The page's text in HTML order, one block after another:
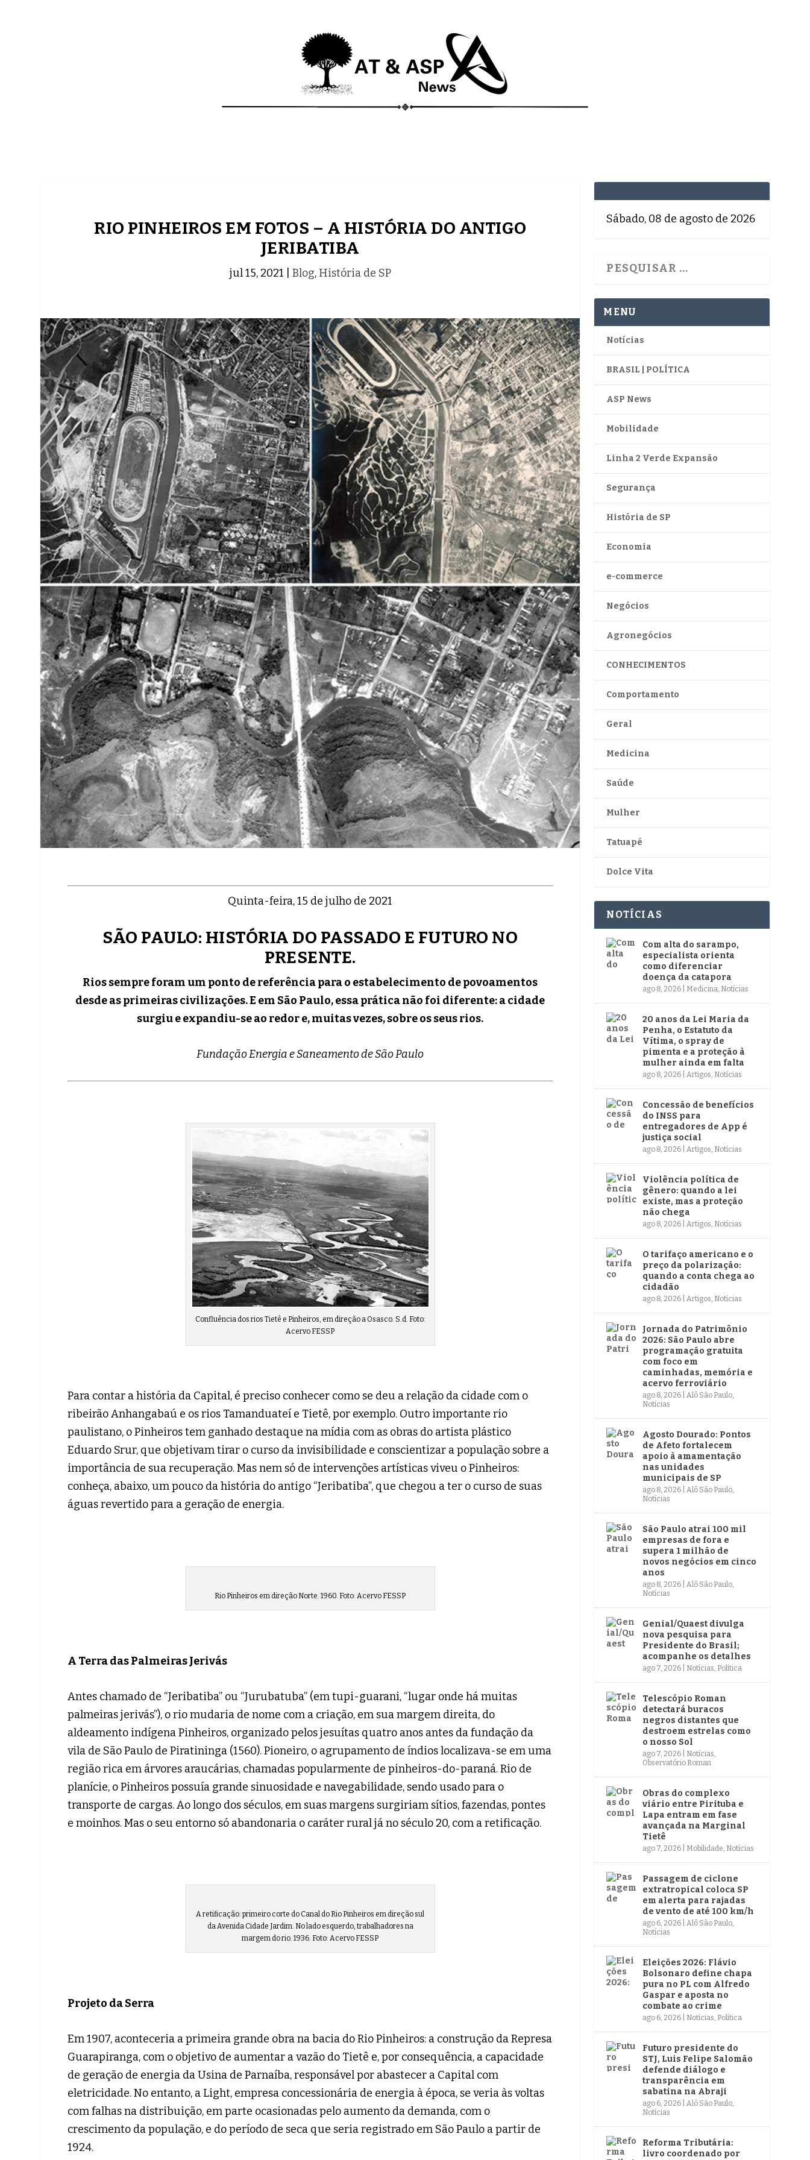
RIO PINHEIROS EM FOTOS – A HISTÓRIA DO ANTIGO
JERIBATIBA
jul 15, 2021 Blog, História de SP
Quinta-feira, 15 de julho de 2021
SÃO PAULO: HISTÓRIA DO PASSADO E FUTURO NO
PRESENTE.
Rios sempre foram um ponto de referência para o estabelecimento de povoamentos
desde as primeiras civilizações. E em São Paulo, essa prática não foi diferente: a cidade
surgiu e expandiu-se ao redor e, muitas vezes, sobre os seus rios.
Fundação Energia e Saneamento de São Paulo
Confluência dos rios Tietê e Pinheiros, em direção a Osasco. S.d. Foto:
Acervo FESSP
Para contar a história da Capital, é preciso conhecer como se deu a relação da cidade com o
ribeirão Anhangabaú e os rios Tamanduateí e Tietê, por exemplo. Outro importante rio
paulistano, o Pinheiros tem ganhado destaque na mídia com as obras do artista plástico
Eduardo Srur, que objetivam tirar o curso da invisibilidade e conscientizar a população sobre a
importância de sua recuperação. Mas nem só de intervenções artísticas viveu o Pinheiros:
conheça, abaixo, um pouco da história do antigo “Jeribatiba”, que chegou a ter o curso de suas
águas revertido para a geração de energia.
Rio Pinheiros em direção Norte. 1960. Foto: Acervo FESSP
A Terra das Palmeiras Jerivás
Antes chamado de “Jeribatiba” ou “Jurubatuba” (em tupi-guarani, “lugar onde há muitas
palmeiras jerivás”), o rio mudaria de nome com a criação, em sua margem direita, do
aldeamento indígena Pinheiros, organizado pelos jesuítas quatro anos antes da fundação da
vila de São Paulo de Piratininga (1560). Pioneiro, o agrupamento de índios localizava-se em uma
região rica em árvores araucárias, chamadas popularmente de pinheiros-do-paraná. Rio de
planície, o Pinheiros possuía grande sinuosidade e navegabilidade, sendo usado para o
transporte de cargas. Ao longo dos séculos, em suas margens surgiriam sítios, fazendas, pontes
e moinhos. Mas o seu entorno só abandonaria o caráter rural já no século 20, com a retificação.
A retificação: primeiro corte do Canal do Rio Pinheiros em direção sul
da Avenida Cidade Jardim. No lado esquerdo, trabalhadores na
margem do rio. 1936. Foto: Acervo FESSP
Projeto da Serra
Em 1907, aconteceria a primeira grande obra na bacia do Rio Pinheiros: a construção da Represa
Guarapiranga, com o objetivo de aumentar a vazão do Tietê e, por consequência, a capacidade
de geração de energia da Usina de Parnaíba, responsável por abastecer a Capital com
eletricidade. No entanto, a Light, empresa concessionária de energia à época, se veria às voltas
com falhas na distribuição, em parte ocasionadas pelo aumento da demanda, com o
crescimento da população, e do período de seca que seria registrado em São Paulo a partir de
1924.
Sábado, 08 de agosto de 2026
MENU
Notícias
BRASIL | POLÍTICA
ASP News
Mobilidade
Linha 2 Verde Expansão
Segurança
História de SP
Economia
e-commerce
Negócios
Agronegócios
CONHECIMENTOS
Comportamento
Geral
Medicina
Saúde
Mulher
Tatuapé
Dolce Vita
NOTÍCIAS
Com alta do sarampo,
especialista orienta
como diferenciar
doença da catapora
ago 8, 2026 Medicina, Notícias
20 anos da Lei Maria da
Penha, o Estatuto da
Vítima, o spray de
pimenta e a proteção à
mulher ainda em falta
ago 8, 2026 |Artigos, Notícias
Concessão de benefícios
do INSS para
entregadores de App é
justiça social
ago 8, 2026 |Artigos, Notícias
Violência política de
gênero: quando a lei
existe, mas a proteção
não chega
ago 8, 2026 |Artigos, Notícias
O tarifaço americano e o
preço da polarização:
quando a conta chega ao
cidadão
ago 8, 2026 |Artigos, Notícias
Jornada do Patrimônio
2026: São Paulo abre
programação gratuita
com foco em
caminhadas, memória e
acervo ferroviário
ago 8, 2026 |Alô São Paulo,
Notícias
Agosto Dourado: Pontos
de Afeto fortalecem
apoio à amamentação
nas unidades
municipais de SP
ago 8, 2026 |Alô São Paulo,
Notícias
São Paulo atrai 100 mil
empresas de fora e
supera 1 milhão de
novos negócios em cinco
anos
ago 8, 2026 |Alô São Paulo,
Notícias
Genial/Quaest divulga
nova pesquisa para
Presidente do Brasil;
acompanhe os detalhes
ago 7, 2026 Notícias, Política
Telescópio Roman
detectará buracos
negros distantes que
destroem estrelas como
o nosso Sol
ago 7, 2026 Notícias,
Observatório Roman
Obras do complexo
viário entre Pirituba e
Lapa entram em fase
avançada na Marginal
Tietê
ago 7, 2026 Mobilidade, Notícias
Passagem de ciclone
extratropical coloca SP
em alerta para rajadas
de vento de até 100 km/h
ago 6, 2026 |Alô São Paulo,
Notícias
Eleições 2026: Flávio
Bolsonaro define chapa
pura no PL com Alfredo
Gaspar e aposta no
combate ao crime
ago 6, 2026 Notícias, Política
Futuro presidente do
STJ, Luis Felipe Salomão
defende diálogo e
transparência em
sabatina na Abraji
ago 6, 2026 |Alô São Paulo,
Notícias
Reforma Tributária:
livro coordenado por